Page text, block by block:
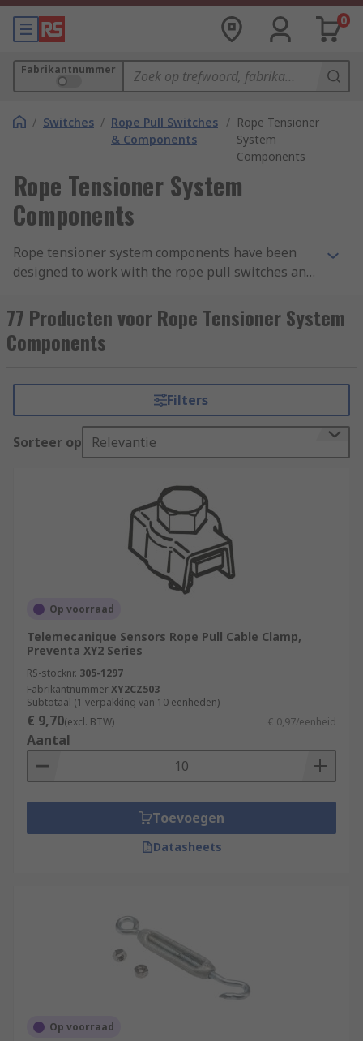
0
Fabrikantnummer
/ Switches / Rope Pull Switches
& Components
/ Rope Tensioner
System
Components
Rope Tensioner System
Components
Rope tensioner system components have been
designed to work with the rope pull switches and
system components can include tensioners, rope
pulleys, eyebolts and springs.
77 Producten voor Rope Tensioner System
Components
Filters
Sorteer op Relevantie
Op voorraad
Telemecanique Sensors Rope Pull Cable Clamp,
Preventa XY2 Series
RS-stocknr. 305-1297
FabrikantnummerXY2CZ503
Subtotaal (1 verpakking van 10 eenheden)
€ 9,70(excl. BTW) € 0,97/eenheid
Aantal
Toevoegen
Datasheets
Op voorraad